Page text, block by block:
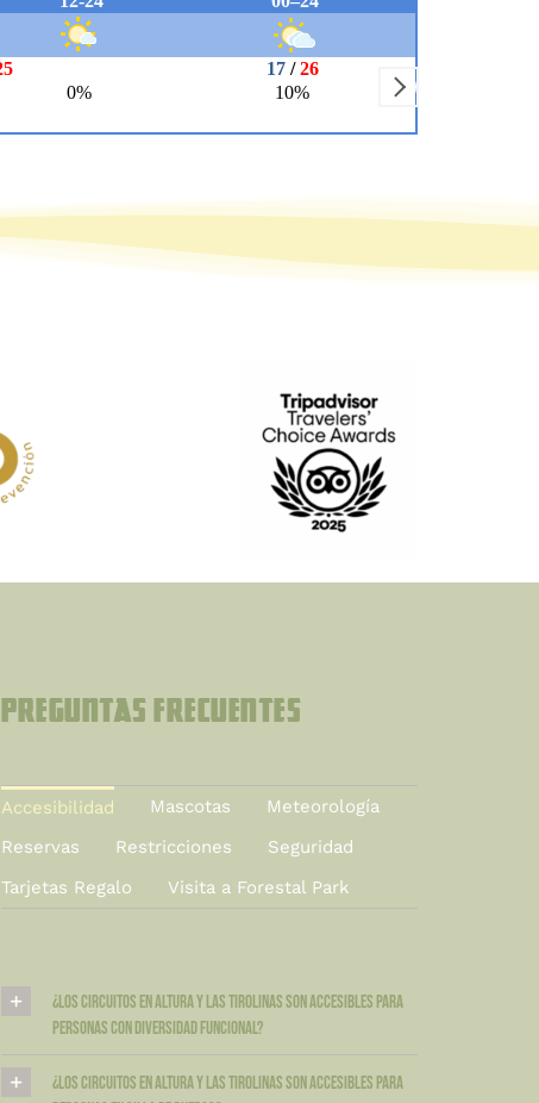
Especial mención al personal,
que se ha portado genial con
nosotros, haciendo que nos
sintiéramos cómodos y
disfrutáramos todavía más de
la actividad.
recomendable para pasar
unas horas diferentes en plena
familia.Repetiremos.
Preguntas Frecuentes
Accesibilidad Mascotas
Meteorología
Reservas
Restricciones
Seguridad
Tarjetas Regalo
Visita a Forestal Park
¿Los circuitos en altura y las tirolinas son accesibles para
personas con diversidad funcional?
¿Los circuitos en altura y las tirolinas son accesibles para